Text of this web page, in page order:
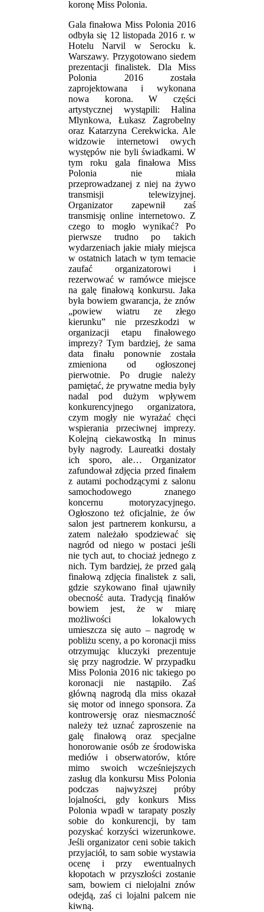
koronę Miss Polonia.
Gala finałowa Miss Polonia 2016
odbyła się 12 listopada 2016 r. w
Hotelu Narvil w Serocku k.
Warszawy. Przygotowano siedem
prezentacji finalistek. Dla Miss
Polonia 2016 została
zaprojektowana i wykonana
nowa korona. W części
artystycznej wystąpili: Halina
Mlynkowa, Łukasz Zagrobelny
oraz Katarzyna Cerekwicka. Ale
widzowie internetowi owych
występów nie byli świadkami. W
tym roku gala finałowa Miss
Polonia nie miała
przeprowadzanej z niej na żywo
transmisji telewizyjnej.
Organizator zapewnił zaś
transmisję online internetowo. Z
czego to mogło wynikać? Po
pierwsze trudno po takich
wydarzeniach jakie miały miejsca
w ostatnich latach w tym temacie
zaufać organizatorowi i
rezerwować w ramówce miejsce
na galę finałową konkursu. Jaka
była bowiem gwarancja, że znów
„powiew wiatru ze złego
kierunku” nie przeszkodzi w
organizacji etapu finałowego
imprezy? Tym bardziej, że sama
data finału ponownie została
zmieniona od ogłoszonej
pierwotnie. Po drugie należy
pamiętać, że prywatne media były
nadal pod dużym wpływem
konkurencyjnego organizatora,
czym mogły nie wyrażać chęci
wspierania przeciwnej imprezy.
Kolejną ciekawostką In minus
były nagrody. Laureatki dostały
ich sporo, ale… Organizator
zafundował zdjęcia przed finałem
z autami pochodzącymi z salonu
samochodowego znanego
koncernu motoryzacyjnego.
Ogłoszono też oficjalnie, że ów
salon jest partnerem konkursu, a
zatem należało spodziewać się
nagród od niego w postaci jeśli
nie tych aut, to chociaż jednego z
nich. Tym bardziej, że przed galą
finałową zdjęcia finalistek z sali,
gdzie szykowano finał ujawniły
obecność auta. Tradycją finałów
bowiem jest, że w miarę
możliwości lokalowych
umieszcza się auto – nagrodę w
pobliżu sceny, a po koronacji miss
otrzymując kluczyki prezentuje
się przy nagrodzie. W przypadku
Miss Polonia 2016 nic takiego po
koronacji nie nastąpiło. Zaś
główną nagrodą dla miss okazał
się motor od innego sponsora. Za
kontrowersję oraz niesmaczność
należy też uznać zaproszenie na
galę finałową oraz specjalne
honorowanie osób ze środowiska
mediów i obserwatorów, które
mimo swoich wcześniejszych
zasług dla konkursu Miss Polonia
podczas najwyższej próby
lojalności, gdy konkurs Miss
Polonia wpadł w tarapaty poszły
sobie do konkurencji, by tam
pozyskać korzyści wizerunkowe.
Jeśli organizator ceni sobie takich
przyjaciół, to sam sobie wystawia
ocenę i przy ewentualnych
kłopotach w przyszłości zostanie
sam, bowiem ci nielojalni znów
odejdą, zaś ci lojalni palcem nie
kiwną.